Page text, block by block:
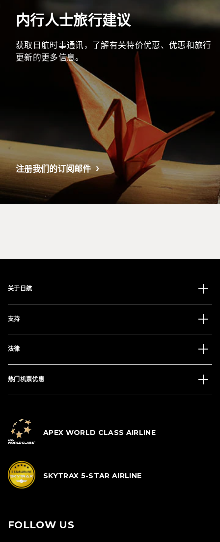
内行人士旅行建议
获取日航时事通讯，了解有关特价优惠、优惠和旅行
更新的更多信息。
注册我们的订阅邮件
关于日航
支持
法律
热门机票优惠
APEX WORLD CLASS AIRLINE
SKYTRAX 5-STAR AIRLINE
FOLLOW US